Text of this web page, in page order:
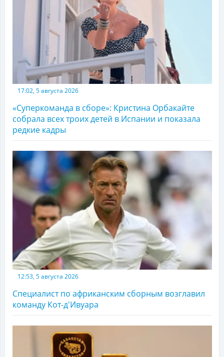
17:02, 5 августа 2026
«Суперкоманда в сборе»: Кристина Орбакайте
собрала всех троих детей в Испании и показала
редкие кадры
12:53, 5 августа 2026
Специалист по африканским сборным возглавил
команду Кот-д'Ивуара